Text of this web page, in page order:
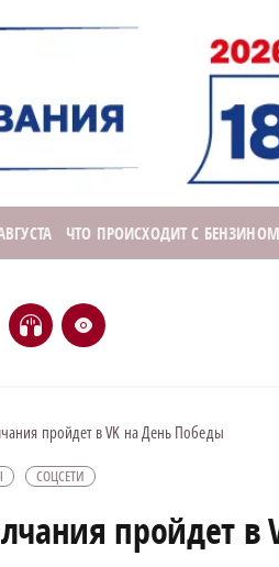
ЧТО ПРОИСХОДИТ С БЕНЗИНОМ
H e
пройдет в VK на День Победы
СОЦСЕТИ
пройдет